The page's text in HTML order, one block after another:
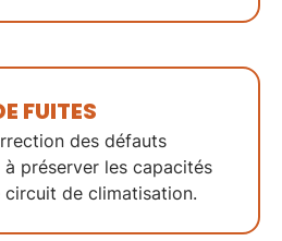
FUITES
des défauts
préserver les capacités
circuit de climatisation.